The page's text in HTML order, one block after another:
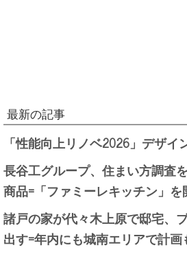
最新の記事
「性能向上リノベ2026」デザイ
長谷工グループ、住まい方調査
商品=「ファミーレキッチン」を
諸戸の家が代々木上原で邸宅、
出す=年内にも城南エリアで計画